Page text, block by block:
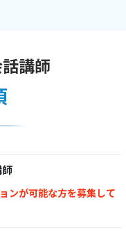
講師
ンが可能な方を募集して